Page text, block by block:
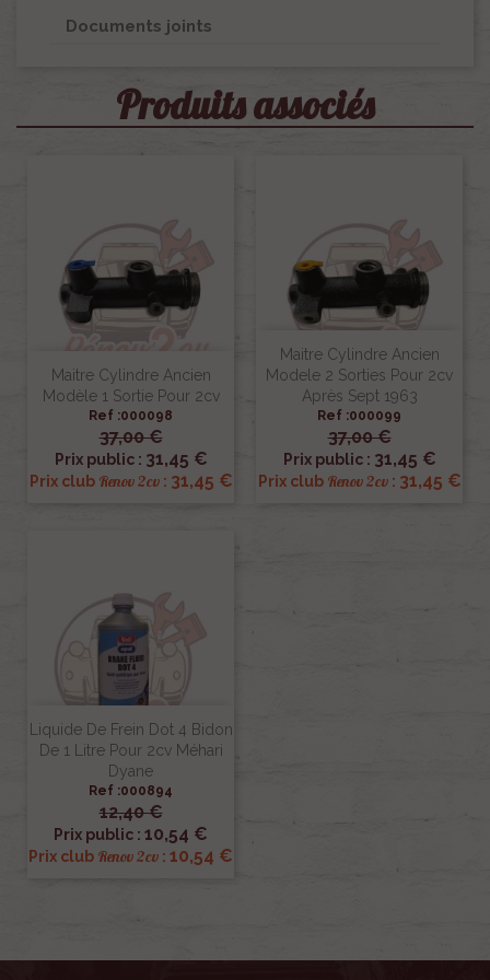
Documents joints
Produits associés
Maitre Cylindre Ancien
Modèle 1 Sortie Pour 2cv
Ref :000098
37,00 €
Prix public : 31,45 €
Prix club Renov 2cv: 31,45 €
Maitre Cylindre Ancien
Modele 2 Sorties Pour 2cv
Après Sept 1963
Ref :000099
37,00 €
Prix public : 31,45 €
Prix club Renov 2cv: 31,45 €
Liquide De Frein Dot 4 Bidon
De 1 Litre Pour 2cv Méhari
Dyane
Ref :000894
12,40 €
Prix public : 10,54 €
Prix club Renov 2cv : 10,54 €